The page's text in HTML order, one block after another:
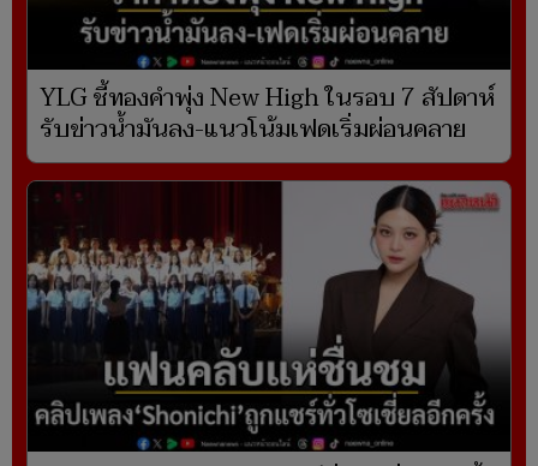
YLG ชี้ทองคำพุ่ง New High ในรอบ 7 สัปดาห์
รับข่าวน้ำมันลง-แนวโน้มเฟดเริ่มผ่อนคลาย